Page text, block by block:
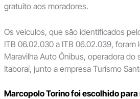
gratuito aos moradores.
Os veículos, que são identificados
ITB 06.02.030 a ITB 06.02.039,
Maravilha Auto Ônibus, operadora do
Itaboraí, junto a empresa Turismo
Marcopolo Torino foi escolhido